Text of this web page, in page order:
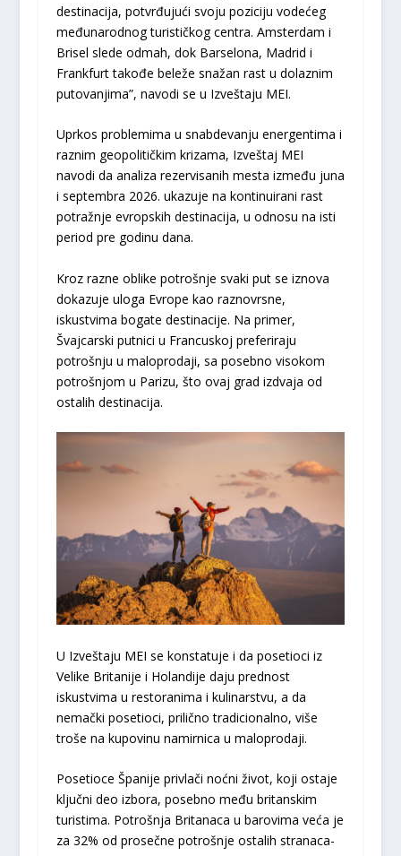
destinacija, potvrđujući svoju poziciju vodećeg
međunarodnog turističkog centra. Amsterdam i
Brisel slede odmah, dok Barselona, Madrid i
Frankfurt takođe beleže snažan rast u dolaznim
putovanjima”, navodi se u Izveštaju MEI.
Uprkos problemima u snabdevanju energentima i
raznim geopolitičkim krizama, Izveštaj MEI
navodi da analiza rezervisanih mesta između juna
i septembra 2026. ukazuje na kontinuirani rast
potražnje evropskih destinacija, u odnosu na isti
period pre godinu dana.
Kroz razne oblike potrošnje svaki put se iznova
dokazuje uloga Evrope kao raznovrsne,
iskustvima bogate destinacije. Na primer,
Švajcarski putnici u Francuskoj preferiraju
potrošnju u maloprodaji, sa posebno visokom
potrošnjom u Parizu, što ovaj grad izdvaja od
ostalih destinacija.
U Izveštaju MEI se konstatuje i da posetioci iz
Velike Britanije i Holandije daju prednost
iskustvima u restoranima i kulinarstvu, a da
nemački posetioci, prilično tradicionalno, više
troše na kupovinu namirnica u maloprodaji.
Posetioce Španije privlači noćni život, koji ostaje
ključni deo izbora, posebno među britanskim
turistima. Potrošnja Britanaca u barovima veća je
za 32% od prosečne potrošnje ostalih stranaca-